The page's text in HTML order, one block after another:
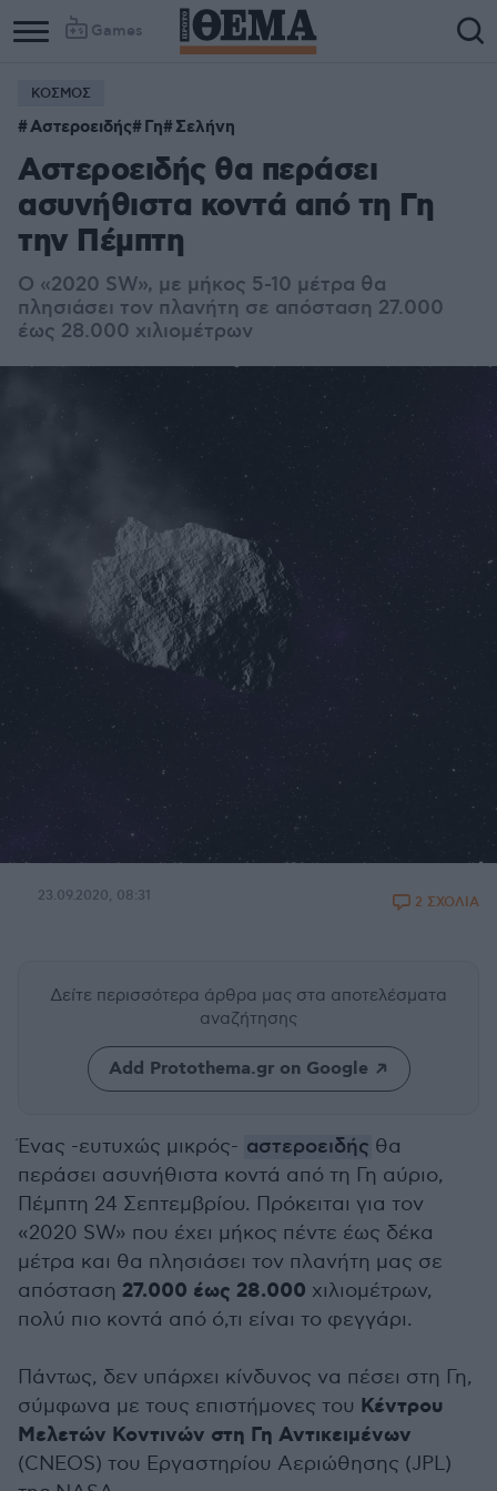
Games
ΚΟΣΜΟΣ
Αστεροειδής Γη Σελήνη
Αστεροειδής θα περάσει
ασυνήθιστα κοντά από τη Γη
την Πέμπτη
Ο «2020 SW», με μήκος 5-10 μέτρα θα
πλησιάσει τον πλανήτη σε απόσταση 27.000
έως 28.000 χιλιομέτρων
23.09.2020, 08:31 2 ΣΧΟΛΙΑ
Δείτε περισσότερα άρθρα μας στα αποτελέσματα
αναζήτησης
Add Protothema.gr on Google
Ένας -ευτυχώς μικρός- αστεροειδής θα
περάσει ασυνήθιστα κοντά από τη Γη αύριο,
Πέμπτη 24 Σεπτεμβρίου. Πρόκειται για τον
«2020 SW» που έχει μήκος πέντε έως δέκα
μέτρα και θα πλησιάσει τον πλανήτη μας σε
απόσταση 27.000 έως 28.000 χιλιομέτρων,
πολύ πιο κοντά από ό,τι είναι το φεγγάρι.
Πάντως, δεν υπάρχει κίνδυνος να πέσει στη Γη,
σύμφωνα με τους επιστήμονες του Κέντρου
Μελετών Κοντινών στη Γη Αντικειμένων
(CNEOS) του Εργαστηρίου Αεριώθησης (JPL)